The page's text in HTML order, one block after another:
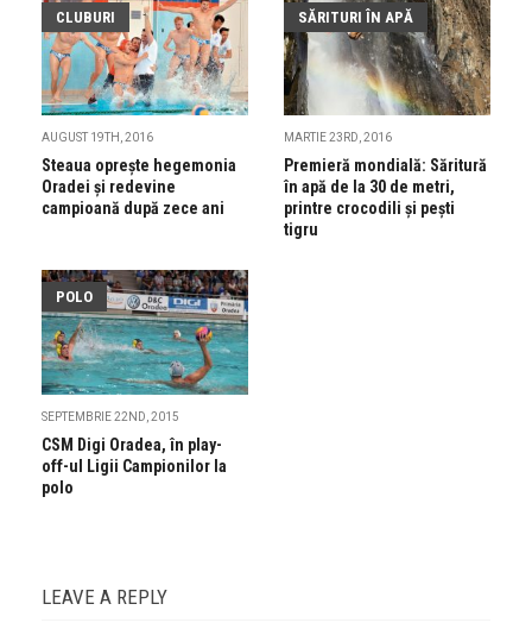
CLUBURI
AUGUST 19TH, 2016
Steaua opreşte hegemonia
Oradei şi redevine
campioană după zece ani
SĂRITURI ÎN APĂ
MARTIE 23RD, 2016
Premieră mondială: Săritură
în apă de la 30 de metri,
printre crocodili și pești
tigru
POLO
SEPTEMBRIE 22ND, 2015
CSM Digi Oradea, în play-
off-ul Ligii Campionilor la
polo
LEAVE A REPLY